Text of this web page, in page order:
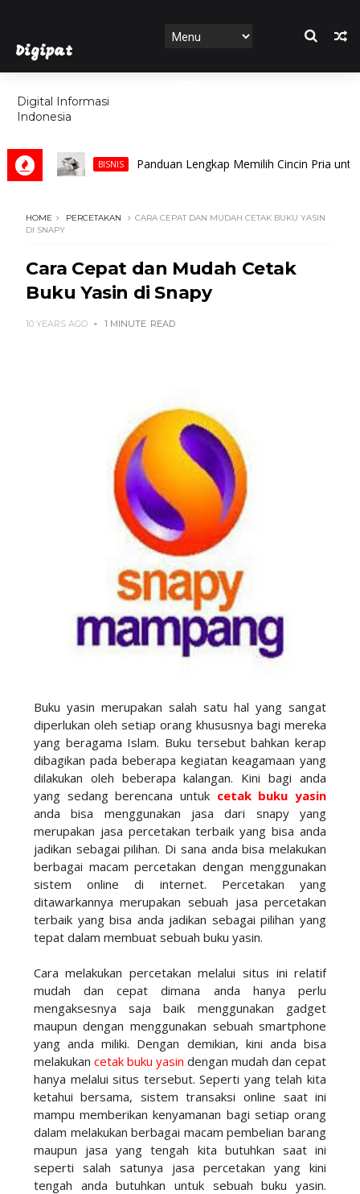
Digipat
Digital Informasi
Indonesia
FEATURES
BISNIS Panduan Lengkap Memilih Cincin Pria untuk
HOME PERCETAKAN
CARA CEPAT DAN MUDAH CETAK BUKU YASIN
DI SNAPY
Cara Cepat dan Mudah Cetak
Buku Yasin di Snapy
10 YEARS AGO 1 MINUTE READ
Buku yasin merupakan salah satu hal yang sangat
diperlukan oleh setiap orang khususnya bagi mereka
yang beragama Islam. Buku tersebut bahkan kerap
dibagikan pada beberapa kegiatan keagamaan yang
dilakukan oleh beberapa kalangan. Kini bagi anda
yang sedang berencana untuk cetak buku yasin
anda bisa menggunakan jasa dari snapy yang
merupakan jasa percetakan terbaik yang bisa anda
jadikan sebagai pilihan. Di sana anda bisa melakukan
berbagai macam percetakan dengan menggunakan
sistem online di internet. Percetakan yang
ditawarkannya merupakan sebuah jasa percetakan
terbaik yang bisa anda jadikan sebagai pilihan yang
tepat dalam membuat sebuah buku yasin.
Cara melakukan percetakan melalui situs ini relatif
mudah dan cepat dimana anda hanya perlu
mengaksesnya saja baik menggunakan gadget
maupun dengan menggunakan sebuah smartphone
yang anda miliki. Dengan demikian, kini anda bisa
melakukan cetak buku yasin dengan mudah dan cepat
hanya melalui situs tersebut. Seperti yang telah kita
ketahui bersama, sistem transaksi online saat ini
mampu memberikan kenyamanan bagi setiap orang
dalam melakukan berbagai macam pembelian barang
maupun jasa yang tengah kita butuhkan saat ini
seperti salah satunya jasa percetakan yang kini
tengah anda butuhkan untuk sebuah buku yasin.